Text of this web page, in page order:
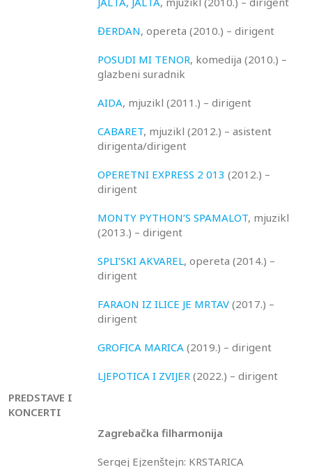
PREDSTAVE I
KONCERTI
ĐERDAN, opereta (2010.) – dirigent
POSUDI MI TENOR, komedija (2010.) –
glazbeni suradnik
AIDA, mjuzikl (2011.) – dirigent
CABARET, mjuzikl (2012.) – asistent
dirigenta/dirigent
OPERETNI EXPRESS 2 013 (2012.) –
dirigent
MONTY PYTHON’S SPAMALOT, mjuzikl
(2013.) – dirigent
SPLI’SKI AKVAREL, opereta (2014.) –
dirigent
FARAON IZ ILICE JE MRTAV (2017.) –
dirigent
GROFICA MARICA (2019.) – dirigent
LJEPOTICA I ZVIJER (2022.) – dirigent
Zagrebačka filharmonija
Sergej Ejzenštejn: KRSTARICA